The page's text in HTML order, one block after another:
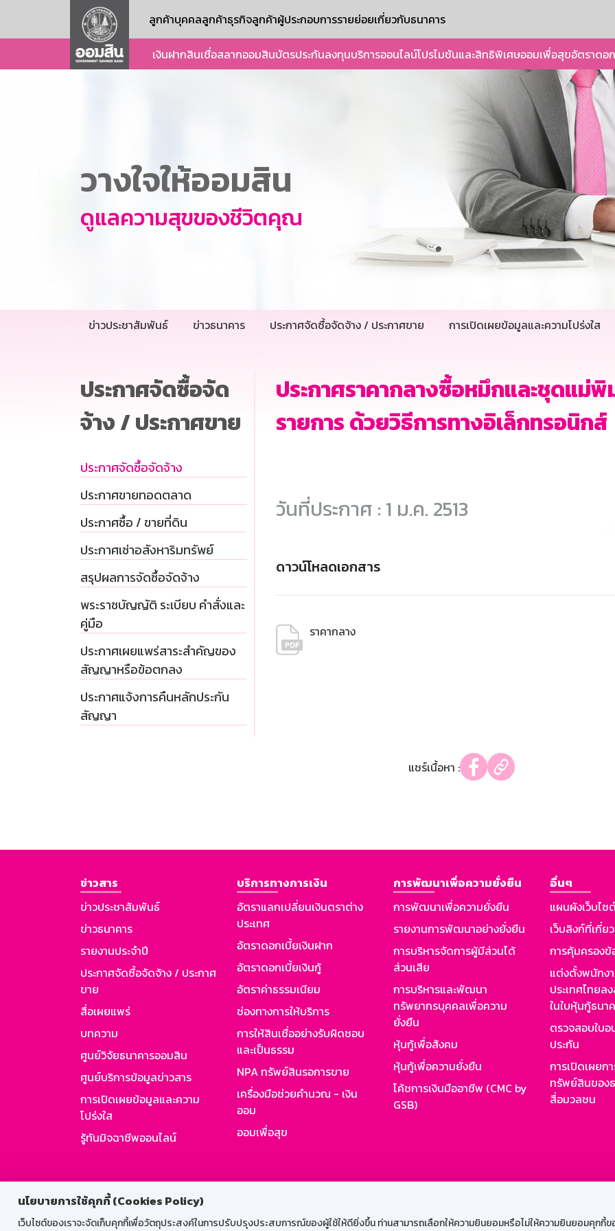
นโยบายการใช้คุกกี้ (Cookies Policy)
เว็บไซต์ของเราจะจัดเก็บคุกกี้เพื่อวัตถุประสงค์ในการปรับปรุงประสบการณ์ของผู้ใช้ให้ดียิ่งขึ้น ท่านสามารถเลือกให้ความยินยอมหรือไม่ให้ความยินยอมคุกกี้ข
ลูกค้าบุคคลลูกค้าธุรกิจลูกค้าผู้ประกอบการรายย่อยเกี่ยวกับธนาคาร
เงินฝากสินเชื่อสลากออมสินบัตรประกันลงทุนบริการออนไลน์โปรโมชันและสิทธิพิเศษออมเพื่อสุขอัตราดอ
วางใจให้ออมสิน
ดูแลความสุขของชีวิตคุณ
ข่าวประชาสัมพันธ์ ข่าวธนาคาร ประกาศจัดซื้อจัดจ้าง / ประกาศขาย การเปิดเผยข้อมูลและความโปร่งใส
ประกาศจัดซื้อจัด
จ้าง / ประกาศขาย
ประกาศจัดซื้อจัดจ้าง
ประกาศขายทอดตลาด
ประกาศซื้อ / ขายที่ดิน
ประกาศเช่าอสังหาริมทรัพย์
สรุปผลการจัดซื้อจัดจ้าง
พระราชบัญญัติ ระเบียบ คำสั่งและ
คู่มือ
ประกาศเผยแพร่สาระสำคัญของ
สัญญาหรือข้อตกลง
ประกาศแจ้งการคืนหลักประกัน
สัญญา
ประกาศราคากลางซื้อหมึกและชุดแม่พิ
รายการ ด้วยวิธีการทางอิเล็กทรอนิกส์
วันที่ประกาศ : 1 ม.ค. 2513
ดาวน์โหลดเอกสาร
ราคากลาง
แชร์เนื้อหา :
ข่าวสาร
ข่าวประชาสัมพันธ์
ข่าวธนาคาร
รายงานประจำปี
ประกาศจัดซื้อจัดจ้าง / ประกาศ
ขาย
สื่อเผยแพร่
บทความ
ศูนย์วิจัยธนาคารออมสิน
ศูนย์บริการข้อมูลข่าวสาร
การเปิดเผยข้อมูลและความ
โปร่งใส
รู้ทันมิจฉาชีพออนไลน์
บริการทางการเงิน
อัตราแลกเปลี่ยนเงินตราต่าง
ประเทศ
อัตราดอกเบี้ยเงินฝาก
อัตราดอกเบี้ยเงินกู้
อัตราค่าธรรมเนียม
ช่องทางการให้บริการ
การให้สินเชื่ออย่างรับผิดชอบ
และเป็นธรรม
NPA ทรัพย์สินรอการขาย
เครื่องมือช่วยคำนวณ - เงิน
ออม
ออมเพื่อสุข
การพัฒนาเพื่อความยั่งยืน
การพัฒนาเพื่อความยั่งยืน
รายงานการพัฒนาอย่างยั่งยืน
การบริหารจัดการผู้มีส่วนได้
ส่วนเสีย
การบริหารและพัฒนา
ทรัพยากรบุคคลเพื่อความ
ยั่งยืน
หุ้นกู้เพื่อสังคม
หุ้นกู้เพื่อความยั่งยืน
โค้ชการเงินมืออาชีพ (CMC by
GSB)
อื่นๆ
แผนผังเว็บไซ
เว็บลิงก์ที่เกี่ย
การคุ้มครอง
แต่งตั้งพนักง
ประเทศไทยล
ในใบหุ้นกู้ธนา
ตรวจสอบใบ
ประกัน
การเปิดเผยก
ทรัพย์สินของ
สื่อมวลชน